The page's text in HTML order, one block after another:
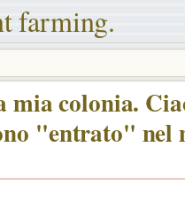
farming.
mia colonia.
"entrato" nel